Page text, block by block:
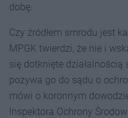
dobę.
Czy źródłem smrodu jest
MPGK twierdzi, że nie i
się dotknięte
pozywa go do sądu o
mówi o koronnym
Inspektora Ochrony